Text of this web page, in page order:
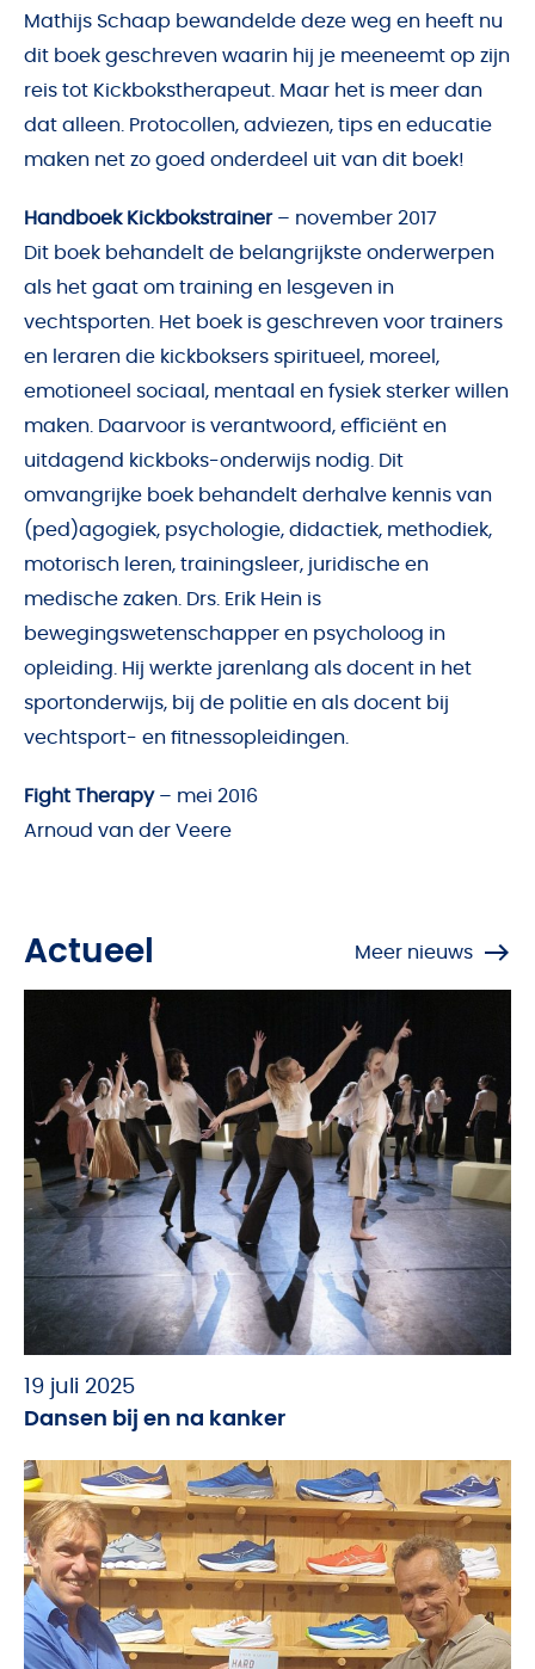
Mathijs Schaap bewandelde deze weg en heeft nu
dit boek geschreven waarin hij je meeneemt op zijn
reis tot Kickbokstherapeut. Maar het is meer dan
dat alleen. Protocollen, adviezen, tips en educatie
maken net zo goed onderdeel uit van dit boek!
Handboek Kickbokstrainer– november 2017
Dit boek behandelt de belangrijkste onderwerpen
als het gaat om training en lesgeven in
vechtsporten. Het boek is geschreven voor trainers
en leraren die kickboksers spiritueel, moreel,
emotioneel sociaal, mentaal en fysiek sterker willen
maken. Daarvoor is verantwoord, eﬃciënt en
uitdagend kickboks-onderwijs nodig. Dit
omvangrijke boek behandelt derhalve kennis van
(ped)agogiek, psychologie, didactiek, methodiek,
motorisch leren, trainingsleer, juridische en
medische zaken. Drs. Erik Hein is
bewegingswetenschapper en psycholoog in
opleiding. Hij werkte jarenlang als docent in het
sportonderwijs, bij de politie en als docent bij
vechtsport- en ﬁtnessopleidingen.
Fight Therapy– mei 2016
Arnoud van der Veere
Actueel Meer nieuws
19 juli 2025
Dansen bij en na kanker